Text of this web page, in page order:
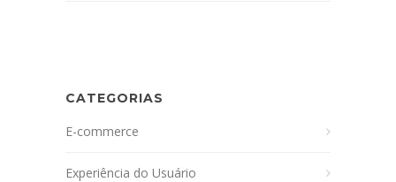
CATEGORIAS
E-commerce
Experiência do Usuário